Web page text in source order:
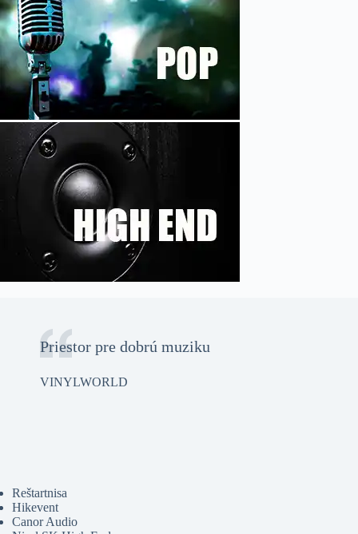
Priestor pre dobrú muziku
VINYLWORLD
Reštartnisa
Hikevent
Canor Audio